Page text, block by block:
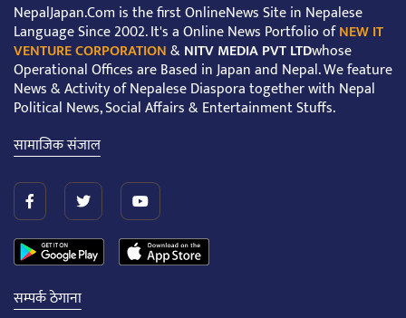
NepalJapan.Com is the first OnlineNews Site in Nepalese
Language Since 2002. It's a Online News Portfolio ofNEW IT
VENTURE CORPORATION&NITV MEDIA PVT LTDwhose
Operational Offices are Based in Japan and Nepal. We feature
News & Activity of Nepalese Diaspora together with Nepal
Political News, Social Affairs & Entertainment Stuffs.
सामाजिक संजाल
सम्पर्क ठेगाना